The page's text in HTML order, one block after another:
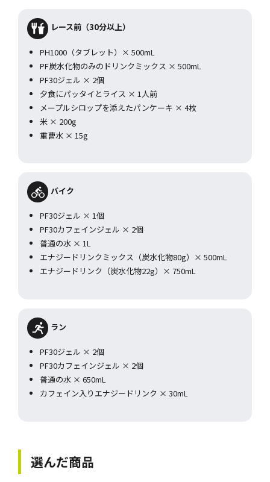
レース前（30分以上）
PH1000（タブレット）× 500mL
PF炭水化物のみのドリンクミックス × 500mL
PF30ジェル × 2個
夕食にパッタイとライス × 1人前
メープルシロップを添えたパンケーキ × 4枚
米 × 200g
重曹水 × 15g
バイク
PF30ジェル × 1個
PF30カフェインジェル × 2個
普通の水 × 1L
エナジードリンクミックス（炭水化物80g）× 500mL
エナジードリンク（炭水化物22g）× 750mL
ラン
PF30ジェル × 2個
PF30カフェインジェル × 2個
普通の水 × 650mL
カフェイン入りエナジードリンク × 30mL
選んだ商品